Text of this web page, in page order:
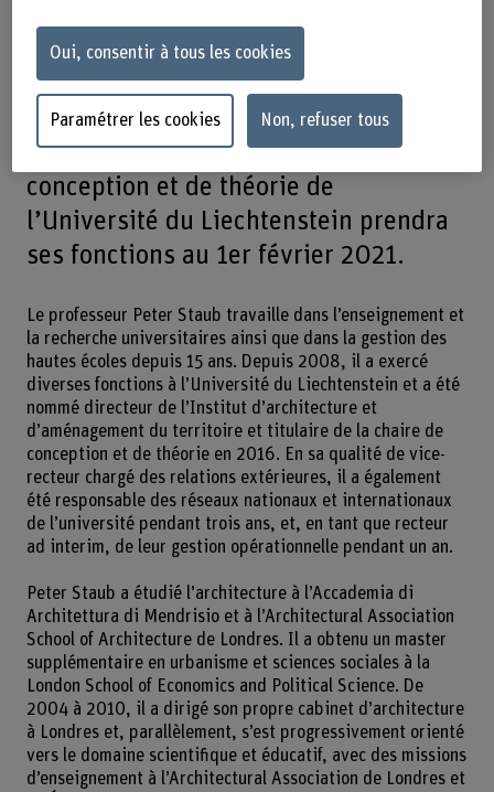
Architecture, bois et génie civil.
L’actuel directeur de l’Institut
d’architecture et d’aménagement du
territoire et titulaire de la chaire de
conception et de théorie de
l’Université du Liechtenstein prendra
ses fonctions au 1er février 2021.
Le professeur Peter Staub travaille dans l’enseignement et
la recherche universitaires ainsi que dans la gestion des
hautes écoles depuis 15 ans. Depuis 2008, il a exercé
diverses fonctions à l’Université du Liechtenstein et a été
nommé directeur de l’Institut d’architecture et
d’aménagement du territoire et titulaire de la chaire de
conception et de théorie en 2016. En sa qualité de vice-
recteur chargé des relations extérieures, il a également
été responsable des réseaux nationaux et internationaux
de l’université pendant trois ans, et, en tant que recteur
ad interim, de leur gestion opérationnelle pendant un an.
Peter Staub a étudié l’architecture à l’Accademia di
Architettura di Mendrisio et à l’Architectural Association
School of Architecture de Londres. Il a obtenu un master
supplémentaire en urbanisme et sciences sociales à la
London School of Economics and Political Science. De
2004 à 2010, il a dirigé son propre cabinet d’architecture
à Londres et, parallèlement, s’est progressivement orienté
vers le domaine scientifique et éducatif, avec des missions
d’enseignement à l’Architectural Association de Londres et
Oui, consentir à tous les cookies
Paramétrer les cookies Non, refuser tous